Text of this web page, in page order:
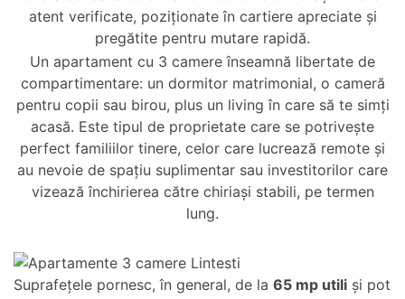
atent verificate, poziționate în cartiere apreciate și
pregătite pentru mutare rapidă.
Un apartament cu 3 camere înseamnă libertate de
compartimentare: un dormitor matrimonial, o cameră
pentru copii sau birou, plus un living în care să te simți
acasă. Este tipul de proprietate care se potrivește
perfect familiilor tinere, celor care lucrează remote și
au nevoie de spațiu suplimentar sau investitorilor care
vizează închirierea către chiriași stabili, pe termen
lung.
Suprafețele pornesc, în general, de la 65 mp utili și pot